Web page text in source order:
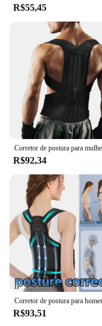
R$55,45
R$92,34
R$93,51